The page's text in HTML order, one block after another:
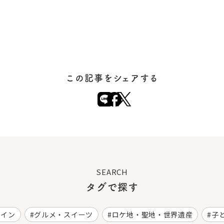
この記事をシェアする
SEARCH
タグで探す
ン グルメ・スイーツ ロケ地・聖地・世界遺産 子